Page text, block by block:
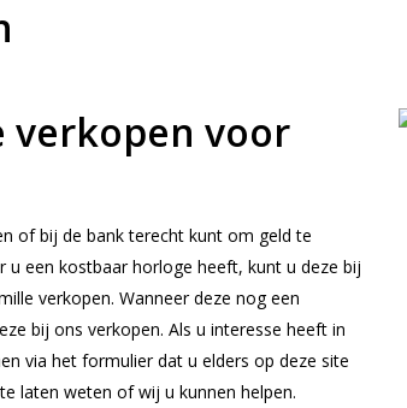
verkopen voor
of bij de bank terecht kunt om geld te
een kostbaar horloge heeft, kunt u deze bij
verkopen. Wanneer deze nog een
bij ons verkopen. Als u interesse heeft in
via het formulier dat u elders op deze site
laten weten of wij u kunnen helpen.